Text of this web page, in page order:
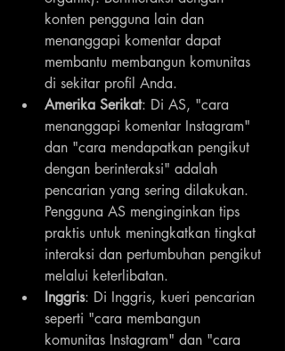
konten pengguna lain dan
menanggapi komentar dapat
membantu membangun komunitas
di sekitar profil Anda.
Amerika Serikat: Di AS, "cara
menanggapi komentar Instagram"
dan "cara mendapatkan pengikut
dengan berinteraksi" adalah
pencarian yang sering dilakukan.
Pengguna AS menginginkan tips
praktis untuk meningkatkan tingkat
interaksi dan pertumbuhan pengikut
melalui keterlibatan.
Inggris: Di Inggris, kueri pencarian
seperti "cara membangun
komunitas Instagram" dan "cara